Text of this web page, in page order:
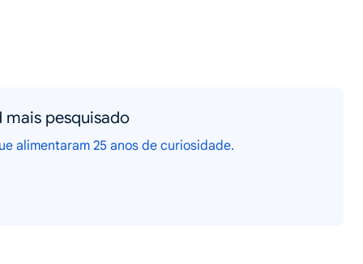
mais pesquisado
alimentaram 25 anos de curiosidade.